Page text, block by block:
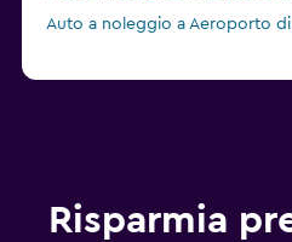
Auto a noleggio a Aeroporto
Risparmia